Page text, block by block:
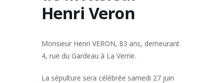
Henri Veron
Monsieur Henri VERON, 83 ans, demeurant
4, rue du Gardeau à La Verrie.
La sépulture sera célébrée samedi 27 juin